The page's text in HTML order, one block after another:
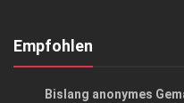
Kontakt, Impressum
Empfohlen
Bislang anonymes